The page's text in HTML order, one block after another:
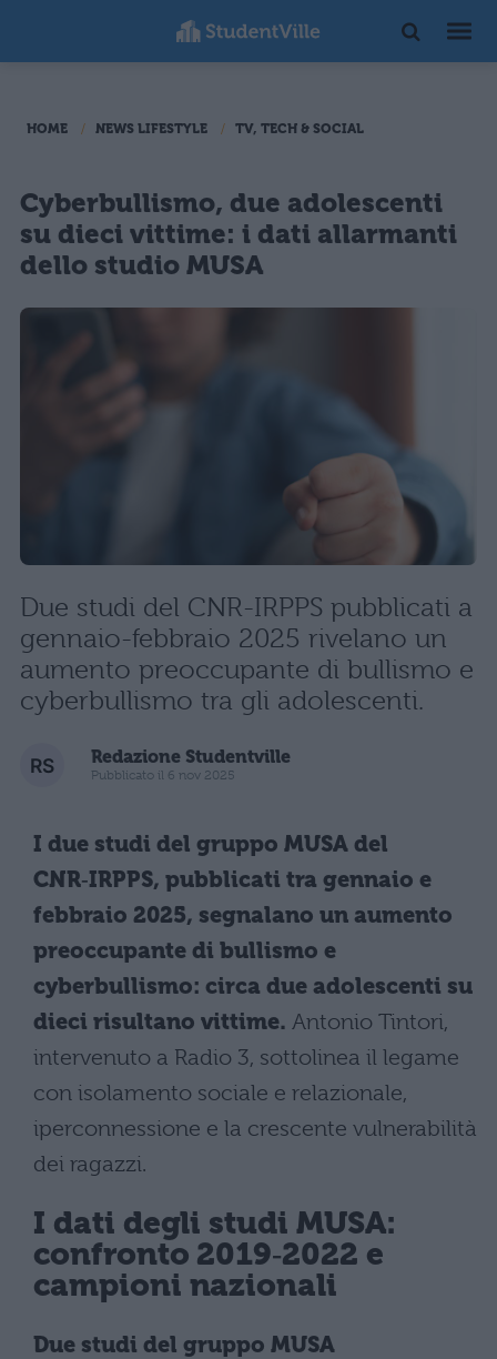
HOME NEWS LIFESTYLE TV, TECH & SOCIAL
Cyberbullismo, due adolescenti
su dieci vittime: i dati allarmanti
dello studio MUSA
Due studi del CNR-IRPPS pubblicati a
gennaio-febbraio 2025 rivelano un
aumento preoccupante di bullismo e
cyberbullismo tra gli adolescenti.
Redazione Studentville
Pubblicato il 6 nov 2025
I due studi del gruppo MUSA del
CNR‑IRPPS, pubblicati tra gennaio e
febbraio 2025, segnalano un aumento
preoccupante di bullismo e
cyberbullismo: circa due adolescenti su
dieci risultano vittime. Antonio Tintori,
intervenuto a Radio 3, sottolinea il legame
con isolamento sociale e relazionale,
iperconnessione e la crescente vulnerabilità
dei ragazzi.
I dati degli studi MUSA:
confronto 2019‑2022 e
campioni nazionali
Due studi del gruppo MUSA